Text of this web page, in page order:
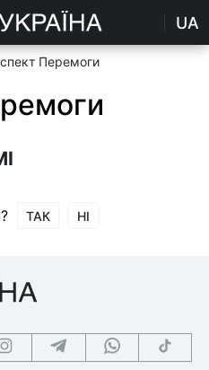
UA
Перемоги
ТАК НІ